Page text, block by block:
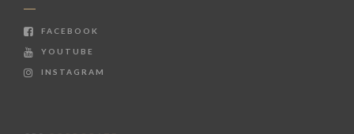
FACEBOOK
YOUTUBE
INSTAGRAM